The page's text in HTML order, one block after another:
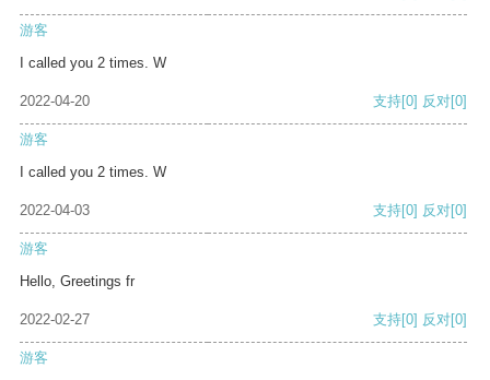
游客
I called you 2 times. W
2022-04-20 支持[0] 反对[0]
游客
I called you 2 times. W
2022-04-03 支持[0] 反对[0]
游客
Hello, Greetings fr
2022-02-27 支持[0] 反对[0]
游客